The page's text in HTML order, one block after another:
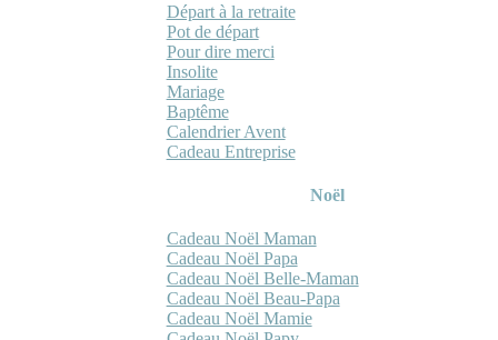
Départ à la retraite
Pot de départ
Pour dire merci
Insolite
Mariage
Baptême
Calendrier Avent
Cadeau Entreprise
Noël
Cadeau Noël Maman
Cadeau Noël Papa
Cadeau Noël Belle-Maman
Cadeau Noël Beau-Papa
Cadeau Noël Mamie